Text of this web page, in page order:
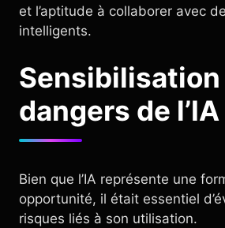
et l’aptitude à collaborer avec
intelligents.
Sensibilisation
dangers de l’IA
Bien que l’IA représente une
opportunité, il était essentiel
risques liés à son utilisation.